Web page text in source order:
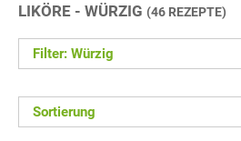
LIKÖRE - WÜRZIG (46 REZEPTE)
Filter: Würzig
Sortierung